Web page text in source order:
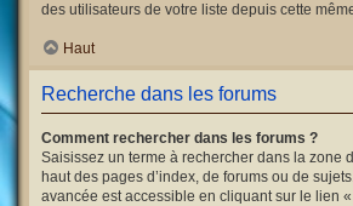
des utilisateurs de votre liste depuis cette
Haut
Recherche dans les forums
Comment rechercher dans les forums ?
Saisissez un terme à rechercher dans la zone
haut des pages d’index, de forums ou de
avancée est accessible en cliquant sur le lien